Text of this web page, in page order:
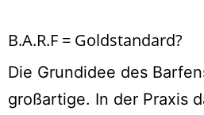
B.A.R.F = Goldstandard?
Die Grundidee des
großartige. In der Praxis